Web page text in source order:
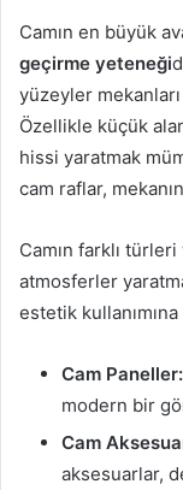
Camın en büyük
geçirme yeteneği
yüzeyler
Özellikle küçük
hissi yaratmak
cam raflar,
Camın farklı
atmosferler
estetik
Cam Paneller:
modern bir
Cam
aksesuarlar,